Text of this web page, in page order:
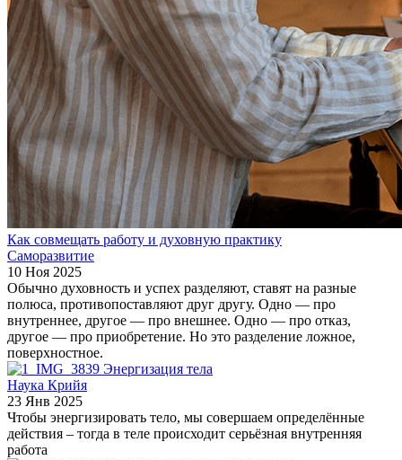
Как совмещать работу и духовную практику
Саморазвитие
10 Ноя 2025
Обычно духовность и успех разделяют, ставят на разные
полюса, противопоставляют друг другу. Одно — про
внутреннее, другое — про внешнее. Одно — про отказ,
другое — про приобретение. Но это разделение ложное,
поверхностное.
Энергизация тела
Наука Крийя
23 Янв 2025
Чтобы энергизировать тело, мы совершаем определённые
действия – тогда в теле происходит серьёзная внутренняя
работа